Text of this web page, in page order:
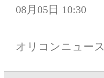
08月05日 10:30
オリコンニュース